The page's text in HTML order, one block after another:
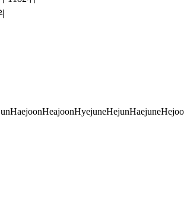
HaejoonHeajoonHyejuneHejunHaejune